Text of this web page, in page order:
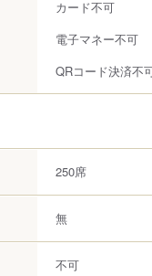
カード不可
電子マネー不可
QRコード決済不
250席
無
不可